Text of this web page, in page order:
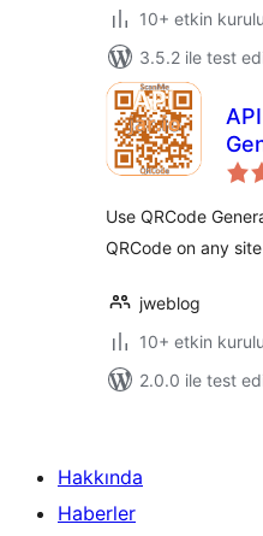
10+ etkin
3.5.2 ile test
Use QRCode
QRCode on any
jweblog
10+ etkin
2.0.0 ile test
Hakkında
Haberler